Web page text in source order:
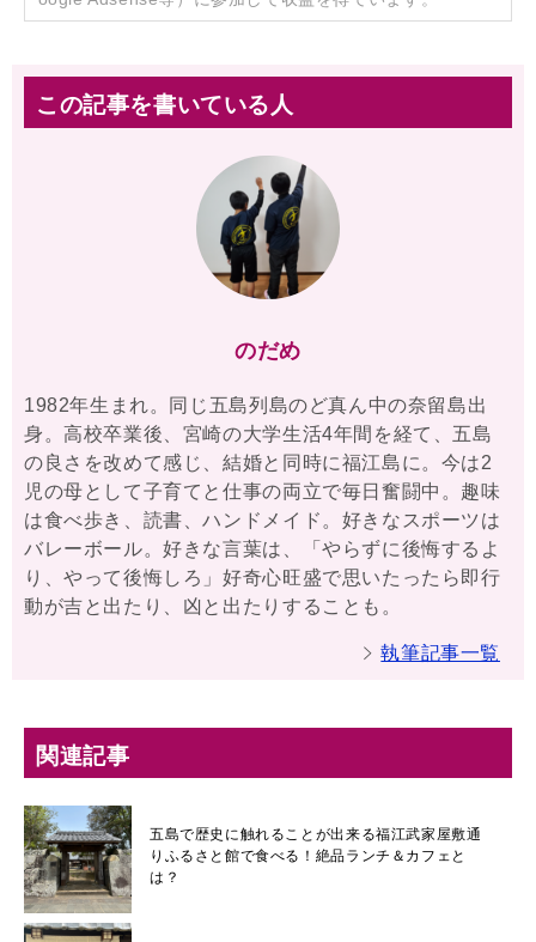
この記事を書いている人
のだめ
1982年生まれ。同じ五島列島のど真ん中の奈留島出
身。高校卒業後、宮崎の大学生活4年間を経て、五島
の良さを改めて感じ、結婚と同時に福江島に。今は2
児の母として子育てと仕事の両立で毎日奮闘中。趣味
は食べ歩き、読書、ハンドメイド。好きなスポーツは
バレーボール。好きな言葉は、「やらずに後悔するよ
り、やって後悔しろ」好奇心旺盛で思いたったら即行
動が吉と出たり、凶と出たりすることも。
執筆記事一覧
関連記事
五島で歴史に触れることが出来る福江武家屋敷通
りふるさと館で食べる！絶品ランチ＆カフェと
は？